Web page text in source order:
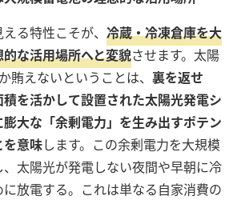
る特性こそが、 冷蔵・冷凍倉庫を大
な活用場所へと変貌させます。太陽
賄えないということは、 裏を返せ
を活かして設置された太陽光発電シ
大な「余剰電力」を生み出すポテン
を意味します。この余剰電力を大規模
太陽光が発電しない夜間や早朝に冷
放電する。これは単なる自家消費の